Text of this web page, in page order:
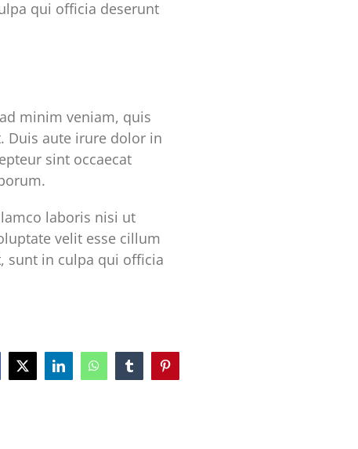
qui officia deserunt
minim veniam, quis
Duis aute irure dolor in
sint occaecat
laboris nisi ut
velit esse cillum
sunt in culpa qui officia
X LinkedInWhatsAppTumblrPinterest